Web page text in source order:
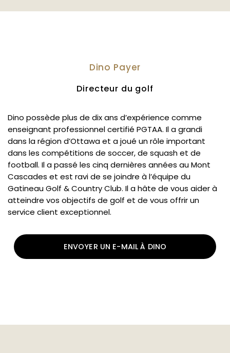
Dino Payer
Directeur du golf
Dino possède plus de dix ans d’expérience comme
enseignant professionnel certifié PGTAA. Il a grandi
dans la région d’Ottawa et a joué un rôle important
dans les compétitions de soccer, de squash et de
football. Il a passé les cinq dernières années au Mont
Cascades et est ravi de se joindre à l’équipe du
Gatineau Golf & Country Club. Il a hâte de vous aider à
atteindre vos objectifs de golf et de vous offrir un
service client exceptionnel.
ENVOYER UN E-MAIL À DINO